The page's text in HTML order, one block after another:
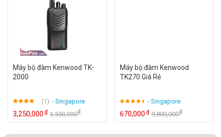
Máy bộ đàm Kenwood TK-
2000
hạng4.50
(1) - Singapore
3,250,000₫ 3,550,000₫
Máy bộ đàm Kenwood
TK270 Giá Rẻ
- Singapore
670,000₫ 9,800,000₫